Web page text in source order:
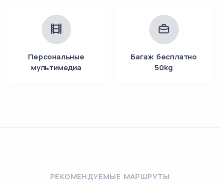
Персональные
мультимедиа
Багаж бесплатно
50kg
РЕКОМЕНДУЕМЫЕ МАРШРУТЫ